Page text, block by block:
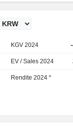
KGV 2024
EV / Sales 2024
Rendite 2024 *